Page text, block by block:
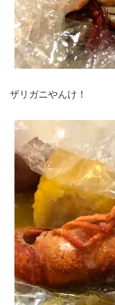
ザリガニやんけ！